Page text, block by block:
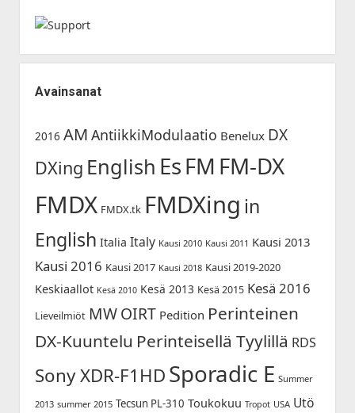
Avainsanat
2016 AM AntiikkiModulaatio Benelux DX
DXing English EsFM FM-DX
FMDX FMDX.tk FMDXing in
English Italia Italy Kausi 2010 Kausi 2011 Kausi 2013
Kausi 2016 Kausi 2017 Kausi 2018 Kausi 2019-2020
Keskiaallot Kesä 2010 Kesä 2013 Kesä 2015 Kesä 2016
Lieveilmiöt MW OIRT Pedition Perinteinen
DX-Kuuntelu Perinteisellä Tyylillä RDS
Sony XDR-F1HDSporadic E Summer
2013 summer 2015 Tecsun PL-310 Toukokuu Tropot USA Utö